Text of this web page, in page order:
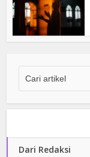
Dari Redaksi